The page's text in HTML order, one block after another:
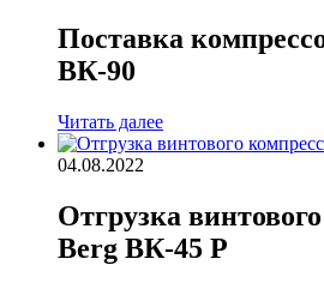
Поставка
ВК-90
Читать далее
04.08.2022
Отгрузка
Berg ВК-45 Р